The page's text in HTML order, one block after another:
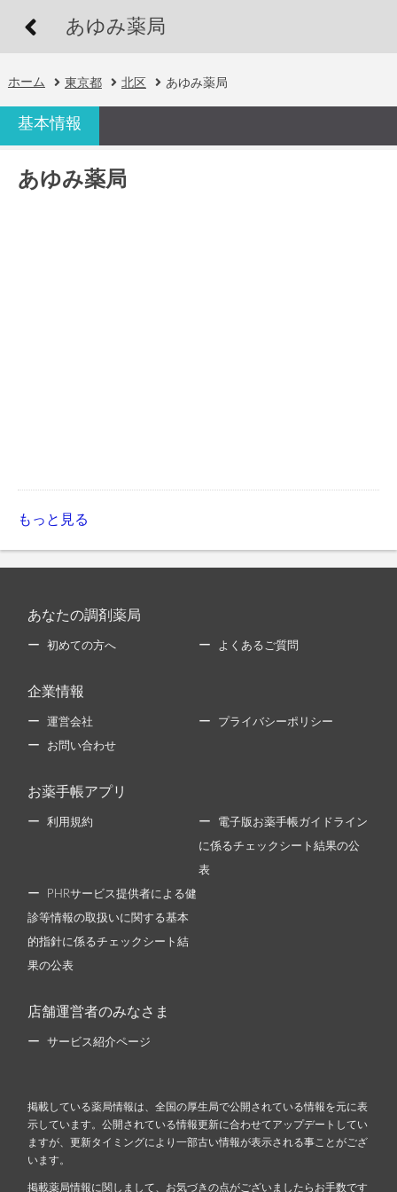
あゆみ薬局
ホーム 東京都 北区 あゆみ薬局
基本情報
あゆみ薬局
もっと見る
あなたの調剤薬局
初めての方へ よくあるご質問
企業情報
運営会社 プライバシーポリシー
お問い合わせ
お薬手帳アプリ
利用規約 電子版お薬手帳ガイドライン
に係るチェックシート結果の公
表
PHRサービス提供者による健
診等情報の取扱いに関する基本
的指針に係るチェックシート結
果の公表
店舗運営者のみなさま
サービス紹介ページ
掲載している薬局情報は、全国の厚生局で公開されている情報を元に表
示しています。公開されている情報更新に合わせてアップデートしてい
ますが、更新タイミングにより一部古い情報が表示される事ことがござ
います。
掲載薬局情報に関しまして、お気づきの点がございましたらお手数です